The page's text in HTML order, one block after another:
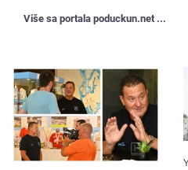
Više sa portala poduckun.net ...